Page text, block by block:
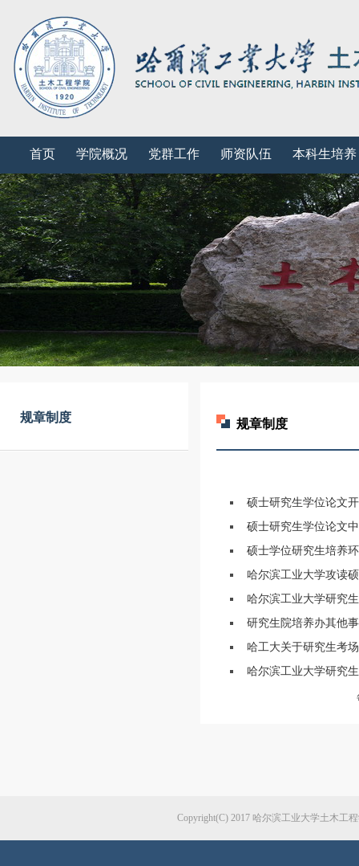
首页 学院概况 党群工作 师资队伍 本科生培养
规章制度 规章制度
硕士研究生学位论文
硕士研究生学位论文
硕士学位研究生培养
哈尔滨工业大学攻读
哈尔滨工业大学研究
研究生院培养办其他
哈工大关于研究生考
哈尔滨工业大学研究
Copyright(C) 2017 哈尔滨工业大学土木